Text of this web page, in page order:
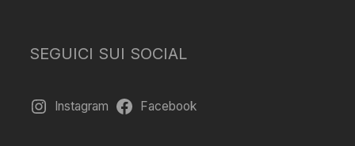
SEGUICI SUI SOCIAL
Instagram Facebook